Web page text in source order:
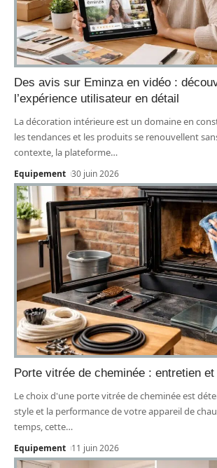
Des avis sur Eminza en vidéo :
l’expérience utilisateur en détail
La décoration intérieure est un domaine en
les tendances et les produits se renouvellent
contexte, la plateforme…
Equipement 30 juin 2026
Porte vitrée de cheminée : entretien
Le choix d'une porte vitrée de cheminée est
style et la performance de votre appareil de
temps, cette…
Equipement 11 juin 2026